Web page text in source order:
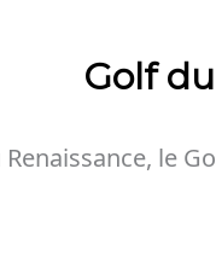
Golf
Renaissance, le